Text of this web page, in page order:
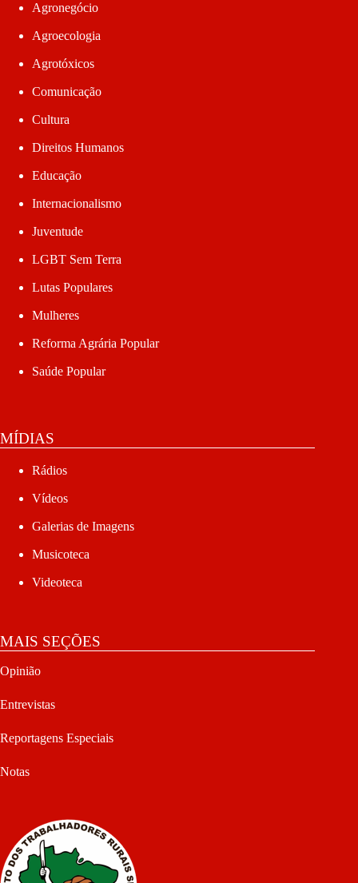
Agronegócio
Agroecologia
Agrotóxicos
Comunicação
Cultura
Direitos Humanos
Educação
Internacionalismo
Juventude
LGBT Sem Terra
Lutas Populares
Mulheres
Reforma Agrária Popular
Saúde Popular
MÍDIAS
Rádios
Vídeos
Galerias de Imagens
Musicoteca
Videoteca
MAIS SEÇÕES
Opinião
Entrevistas
Reportagens Especiais
Notas